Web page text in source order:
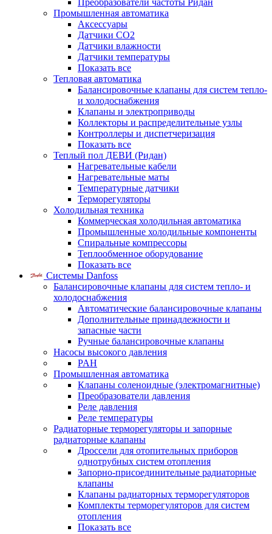
Преобразователи частоты Ридан
Промышленная автоматика
Аксессуары
Датчики CO2
Датчики влажности
Датчики температуры
Показать все
Тепловая автоматика
Балансировочные клапаны для систем тепло-
и холодоснабжения
Клапаны и электроприводы
Коллекторы и распределительные узлы
Контроллеры и диспетчеризация
Показать все
Теплый пол ДЕВИ (Ридан)
Нагревательные кабели
Нагревательные маты
Температурные датчики
Терморегуляторы
Холодильная техника
Коммерческая холодильная автоматика
Промышленные холодильные компоненты
Спиральные компрессоры
Теплообменное оборудование
Показать все
Системы Danfoss
Балансировочные клапаны для систем тепло- и
холодоснабжения
Автоматические балансировочные клапаны
Дополнительные принадлежности и
запасные части
Ручные балансировочные клапаны
Насосы высокого давления
PAH
Промышленная автоматика
Клапаны соленоидные (электромагнитные)
Преобразователи давления
Реле давления
Реле температуры
Радиаторные терморегуляторы и запорные
радиаторные клапаны
Дроссели для отопительных приборов
однотрубных систем отопления
Запорно-присоединительные радиаторные
клапаны
Клапаны радиаторных терморегуляторов
Комплекты терморегуляторов для систем
отопления
Показать все